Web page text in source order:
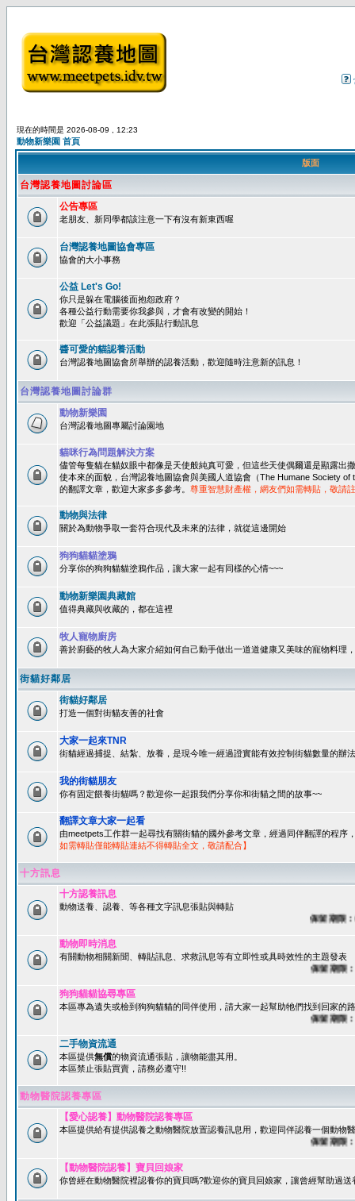
現在的時間是 2026-08-09 , 12:23
動物新樂園 首頁
版面
台灣認養地圖討論區
公告專區
老朋友、新同學都該注意一下有沒有新東西喔
台灣認養地圖協會專區
協會的大小事務
公益 Let's Go!
你只是躲在電腦後面抱怨政府？
各種公益行動需要你我參與，才會有改變的開始！
歡迎「公益議題」在此張貼行動訊息
醬可愛的貓認養活動
台灣認養地圖協會所舉辦的認養活動，歡迎隨時注意新的訊息！
台灣認養地圖討論群
動物新樂園
台灣認養地圖專屬討論園地
貓咪行為問題解決方案
儘管每隻貓在貓奴眼中都像是天使般純真可愛，但這些天使偶爾還是顯露出
使本來的面貌，台灣認養地圖協會與美國人道協會（The Humane Society
的翻譯文章，歡迎大家多多參考。 尊重智慧財產權，網友們如需轉貼，敬請
動物與法律
關於為動物爭取一套符合現代及未來的法律，就從這邊開始
狗狗貓貓塗鴉
分享你的狗狗貓貓塗鴉作品，讓大家一起有同樣的心情~~~
動物新樂園典藏館
值得典藏與收藏的，都在這裡
牧人寵物廚房
善於廚藝的牧人為大家介紹如何自己動手做出一道道健康又美味的寵物料理
街貓好鄰居
街貓好鄰居
打造一個對街貓友善的社會
大家一起來TNR
街貓經過捕捉、結紮、放養，是現今唯一經過證實能有效控制街貓數量的辦
我的街貓朋友
你有固定餵養街貓嗎？歡迎你一起跟我們分享你和街貓之間的故事~~
翻譯文章大家一起看
由meetpets工作群一起尋找有關街貓的國外參考文章，經過同伴翻譯的程序
如需轉貼僅能轉貼連結不得轉貼全文，敬請配合】
十方訊息
十方認養訊息
動物送養、認養、等各種文字訊息張貼與轉貼
保留期限：60
動物即時消息
有關動物相關新聞、轉貼訊息、求救訊息等有立即性或具時效性的主題發表
保留期限：45
狗狗貓貓協尋專區
本區專為遺失或檢到狗狗貓貓的同伴使用，請大家一起幫助牠們找到回家的
保留期限：60
二手物資流通
本區提供無償的物資流通張貼，讓物能盡其用。
本區禁止張貼買賣，請務必遵守!!
動物醫院認養專區
【愛心認養】動物醫院認養專區
本區提供給有提供認養之動物醫院放置認養訊息用，歡迎同伴認養一個動物
保留期限：60
【動物醫院認養】寶貝回娘家
你曾經在動物醫院裡認養你的寶貝嗎?歡迎你的寶貝回娘家，讓曾經幫助過